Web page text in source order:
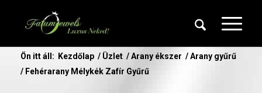
Ön itt áll: Kezdőlap / Üzlet / Arany ékszer / Arany gyűrű
/ Fehérarany Mélykék Zafír Gyűrű